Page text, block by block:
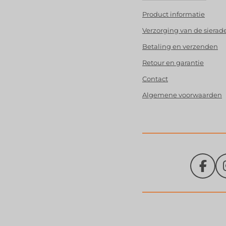
Product informatie
Verzorging van de
Betaling en verzenden
Retour en garantie
Contact
Algemene voorwaarden
F
c